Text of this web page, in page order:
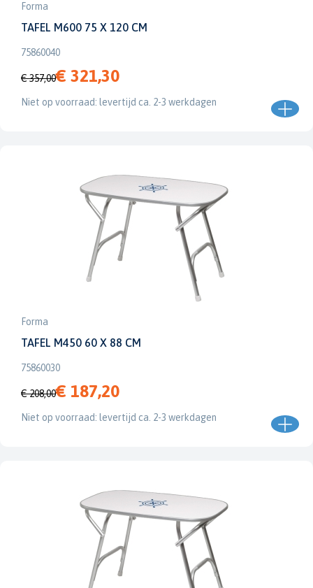
Forma
TAFEL M600 75 X 120 CM
75860040
€ 357,00€ 321,30
Niet op voorraad: levertijd ca. 2-3 werkdagen
Forma
TAFEL M450 60 X 88 CM
75860030
€ 208,00€ 187,20
Niet op voorraad: levertijd ca. 2-3 werkdagen